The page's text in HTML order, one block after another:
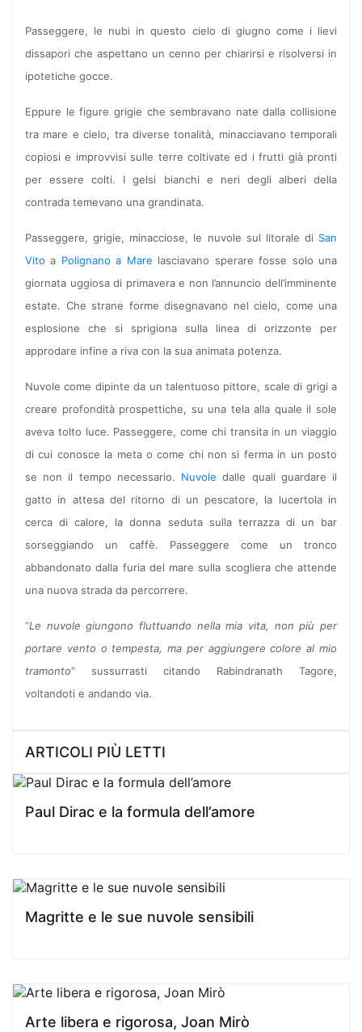
Passeggere, le nubi in questo cielo di giugno come i lievi
dissapori che aspettano un cenno per chiarirsi e risolversi in
ipotetiche gocce.
Eppure le figure grigie che sembravano nate dalla collisione
tra mare e cielo, tra diverse tonalità, minacciavano temporali
copiosi e improvvisi sulle terre coltivate ed i frutti già pronti
per essere colti. I gelsi bianchi e neri degli alberi della
contrada temevano una grandinata.
Passeggere, grigie, minacciose, le nuvole sul litorale di San
Vito a Polignano a Mare lasciavano sperare fosse solo una
giornata uggiosa di primavera e non l’annuncio dell’imminente
estate. Che strane forme disegnavano nel cielo, come una
esplosione che si sprigiona sulla linea di orizzonte per
approdare infine a riva con la sua animata potenza.
Nuvole come dipinte da un talentuoso pittore, scale di grigi a
creare profondità prospettiche, su una tela alla quale il sole
aveva tolto luce. Passeggere, come chi transita in un viaggio
di cui conosce la meta o come chi non si ferma in un posto
se non il tempo necessario. Nuvole dalle quali guardare il
gatto in attesa del ritorno di un pescatore, la lucertola in
cerca di calore, la donna seduta sulla terrazza di un bar
sorseggiando un caffè. Passeggere come un tronco
abbandonato dalla furia del mare sulla scogliera che attende
una nuova strada da percorrere.
“Le nuvole giungono fluttuando nella mia vita, non più per
portare vento o tempesta, ma per aggiungere colore al mio
tramonto” sussurrasti citando Rabindranath Tagore,
voltandoti e andando via.
ARTICOLI PIÙ LETTI
Paul Dirac e la formula dell’amore
Magritte e le sue nuvole sensibili
Arte libera e rigorosa, Joan Mirò